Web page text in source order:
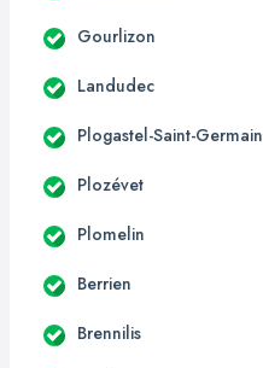
Gourlizon
Landudec
Plogastel-Saint-Germain
Plozévet
Plomelin
Berrien
Brennilis